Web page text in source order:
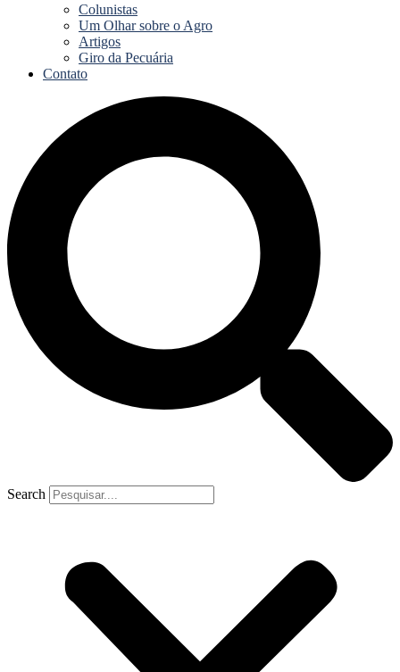
Colunistas
Um Olhar sobre o Agro
Artigos
Giro da Pecuária
Contato
Search